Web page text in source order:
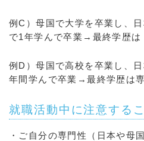
例C）母国で大学を卒業し、
で1年学んで卒業→最終学歴は
例D）母国で高校を卒業し、
年間学んで卒業→最終学歴は
就職活動中に注意する
・ご自分の専門性（日本や母